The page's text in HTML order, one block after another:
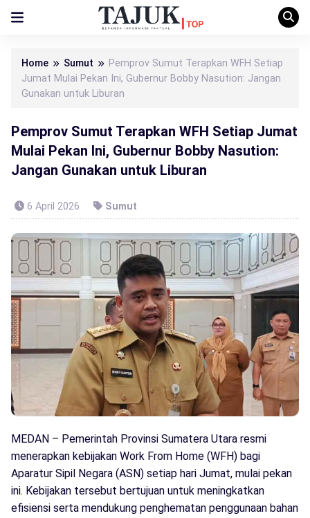
Home Sumut
Pemprov Sumut Terapkan WFH Setiap
Jumat Mulai Pekan Ini, Gubernur Bobby Nasution: Jangan
Gunakan untuk Liburan
Pemprov Sumut Terapkan WFH Setiap Jumat
Mulai Pekan Ini, Gubernur Bobby Nasution:
Jangan Gunakan untuk Liburan
6 April 2026 Sumut
MEDAN – Pemerintah Provinsi Sumatera Utara resmi
menerapkan kebijakan Work From Home (WFH) bagi
Aparatur Sipil Negara (ASN) setiap hari Jumat, mulai pekan
ini. Kebijakan tersebut bertujuan untuk meningkatkan
efisiensi serta mendukung penghematan penggunaan bahan